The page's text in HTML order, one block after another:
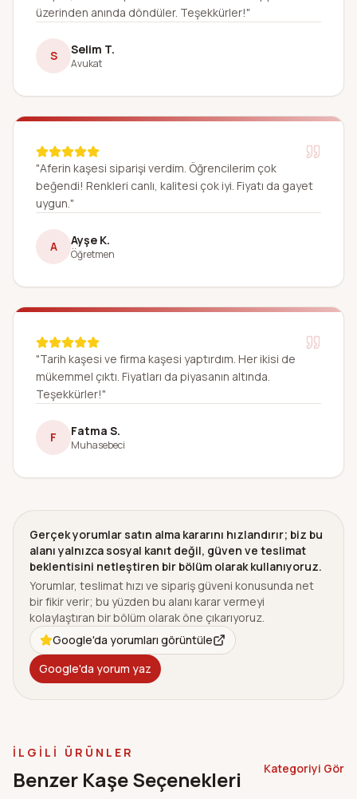
üzerinden anında döndüler. Teşekkürler!"
S Selim T.
Avukat
"Aferin kaşesi siparişi verdim. Öğrencilerim çok
beğendi! Renkleri canlı, kalitesi çok iyi. Fiyatı da gayet
uygun."
A Ayşe K.
Öğretmen
"Tarih kaşesi ve firma kaşesi yaptırdım. Her ikisi de
mükemmel çıktı. Fiyatları da piyasanın altında.
Teşekkürler!"
F Fatma S.
Muhasebeci
Gerçek yorumlar satın alma kararını hızlandırır; biz bu
alanı yalnızca sosyal kanıt değil, güven ve teslimat
beklentisini netleştiren bir bölüm olarak kullanıyoruz.
Yorumlar, teslimat hızı ve sipariş güveni konusunda net
bir fikir verir; bu yüzden bu alanı karar vermeyi
kolaylaştıran bir bölüm olarak öne çıkarıyoruz.
Google'da yorumları görüntüle
Google'da yorum yaz
İLGILI ÜRÜNLER
Benzer Kaşe Seçenekleri Kategoriyi Gör